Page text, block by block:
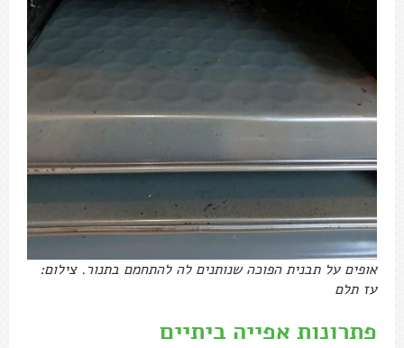
אופים על תבנית הפוכה שנותנים לה להתחמם בתנור. צילום:
עז תלם
פתרונות אפייה ביתיים